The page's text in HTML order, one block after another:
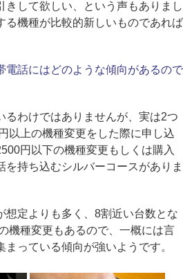
きして欲しい、という声もありまし
る機種が比較的新しいものであれば
話にはどのような傾向があるので
わけではありませんが、実は2つ
以上の機種変更をした際に申し込
円以下の機種変更もしくは購入
を持ち込むシルバーコースがありま
定よりも多く、8割近い台数とな
機種変更もあるので、一概には言
っている傾向が強いようです。